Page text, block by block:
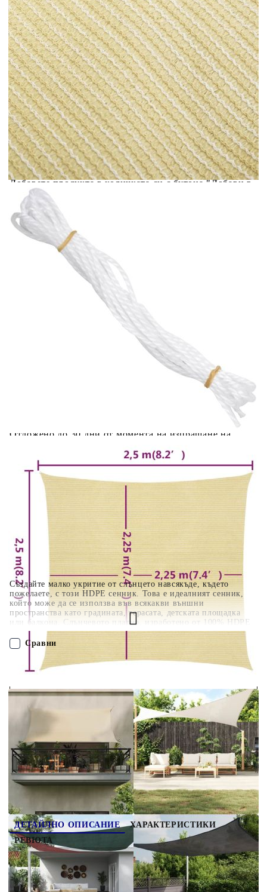
Създайте малко укритие от слънцето навсякъде, където
пожелаете, с този HDPE сенник. Това е идеалният сенник,
който може да се използва във всякакви външни
пространства като градината, терасата, детската площадка
или балкона. Слънчевото платно, изработено от 100% HDPE
(полиетилен с висока плътност), ви защитава от пряка
слънчева светлина, позволява достатъчно въздух и е
водопропускливо. HDPE е специално обработен, така че е
устойчив на мухъл и UV лъчи. Сенникът е лесен за
сглобяване с винтове от неръждаема стомана във всеки ъгъл
изисква съвместими куки (не са включени) за правилна
употреба. За да осигурите правилното прилягане, моля,
вземете предвид комбинираната дължина на куки и продукта
Купи на изплащане
Credit calculator
Платно-сенник, 160 г/м², бежово, 2,5x2,5 м, HDPE
Please select credit institution
Цена на продукта: €19.00
Extraction of information from credit institutions
Предоставената таблица е с информационна цел.
Добавете продукта в количката си с бутона "Добави в
количката" и при поръчка ще можете да изберете броя
вноски на кредита.
Acest tabel are caracter informativ. Adăugați produsul în
coșul de cumpărături unde veți putea selecta detaliile
cererii de creditare.
Предоставената таблица е с информационна цел.
Добавете продукта в количката си с бутона "Добави в
количката" и при поръчка ще можете да изберете броя
вноски на кредита.
Предоставената таблица е с информационна цел.
Добавете продукта в количката си с бутона "Добави в
количката" и при поръчка ще можете да изберете броя
вноски на кредита.
Предоставената таблица е с информационна цел.
Добавете продукта в количката си с бутона "Добави в
количката" и при поръчка ще можете да изберете броя
Предоставената таблица е с информационна цел.
Добавете продукта в количката си с бутона "Добави в
количката" и при поръчка ще можете да изберете броя
Когато плащате с NewPay, всъщност NewPay плаща
Отложено до 30 дни от момента на изпращане на
Плащане на 4 вноски. Заплащате 20% от стойността на
поръчката си на момента с карта. Останалата сума се
разделя на 3 равни месечни вноски без оскъпяване. За
покупки на стойност до 1000 лв. / €511.31
Плащане на 6 вноски. Стойността на поръчката се
разпределя в 6 равни месечни вноски с оскъпяване. За
покупки на стойност до 2000 лв. / €1022.61
Наш представител ще се свърже с Вас в рамките на работния ден!
1.300 кг
Оцени продукта
Сравни
ДЕТАЙЛНО ОПИСАНИЕ
ХАРАКТЕРИСТИКИ
РЕВЮТА
Създайте малко укритие от слънцето навсякъде,
където пожелаете, с този HDPE сенник. Това е
идеалният сенник, който може да се използва